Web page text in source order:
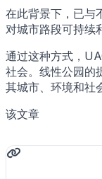
在此背景下，已与
对城市路段可持续
通过这种方式，
社会。线性公园的
其城市、环境和社
该文章